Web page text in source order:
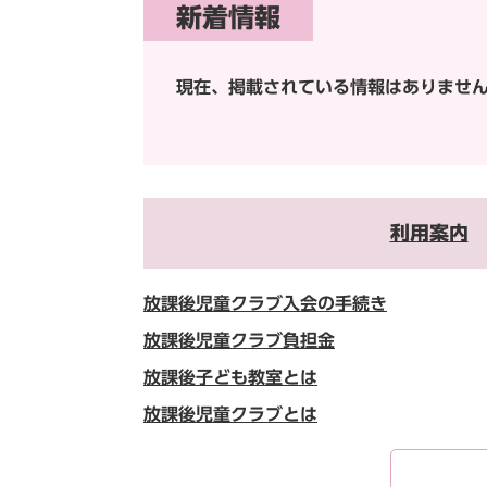
新着情報
現在、掲載されている情報はありません
利用案内
放課後児童クラブ入会の手続き
放課後児童クラブ負担金
放課後子ども教室とは
放課後児童クラブとは